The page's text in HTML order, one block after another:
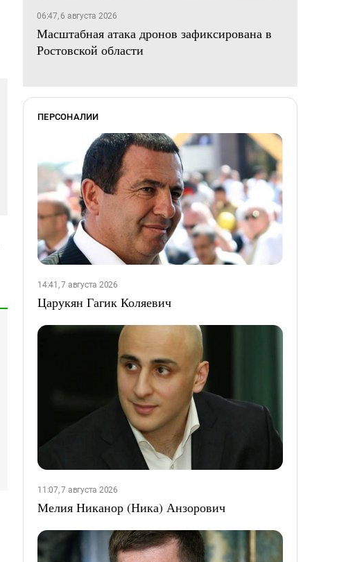
06:47, 6 августа 2026
Масштабная атака дронов зафиксирована в
Ростовской области
ПЕРСОНАЛИИ
14:41, 7 августа 2026
Царукян Гагик Коляевич
11:07, 7 августа 2026
Мелия Никанор (Ника) Анзорович